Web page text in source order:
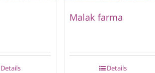
Details
Malak farma
Details